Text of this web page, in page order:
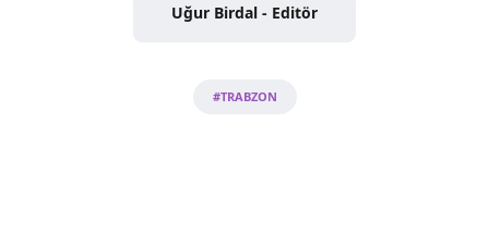
Uğur Birdal - Editör
#TRABZON